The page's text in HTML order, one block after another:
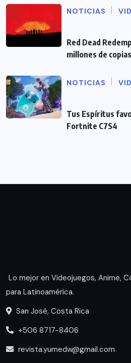
NOTICIAS
Red Dead
millones de copias
NOTICIAS
Tus Espíritus
Fortnite C7S4
Lo mejor en Videojuegos, Anime,
para Latinoamérica.
San José, Costa Rica
+506 8717-8406
revista.yumedw@gmail.com